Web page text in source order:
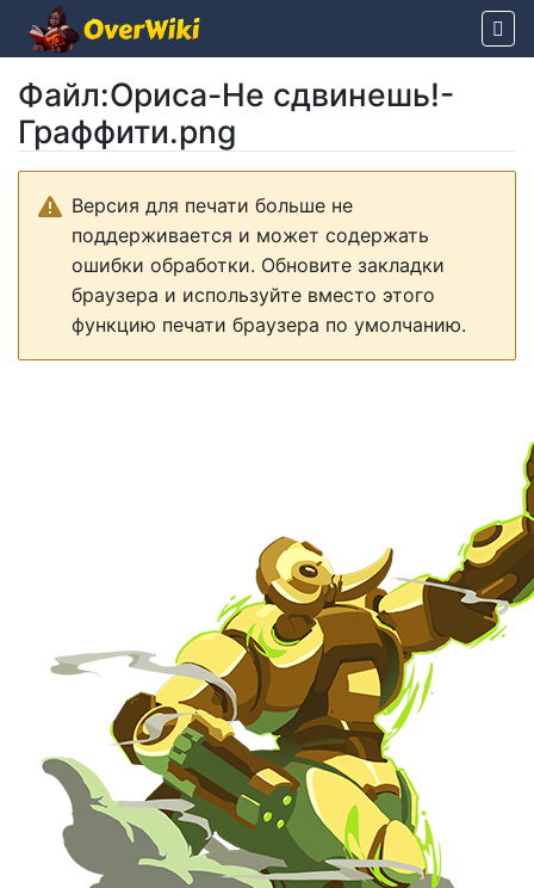
Файл:Ориса-Не сдвинешь!-
Граффити.png
Версия для печати больше не
поддерживается и может содержать
ошибки обработки. Обновите закладки
браузера и используйте вместо этого
функцию печати браузера по умолчанию.